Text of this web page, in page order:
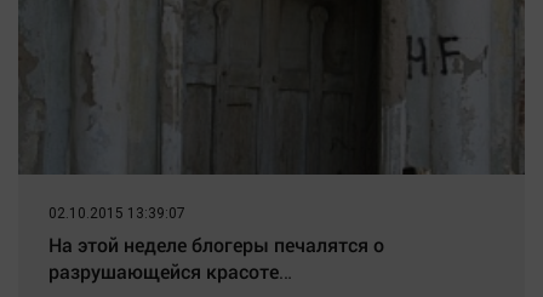
02.10.2015 13:39:07
На этой неделе блогеры печалятся о
разрушающейся красоте…